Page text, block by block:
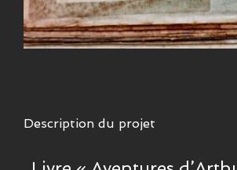
Description du projet